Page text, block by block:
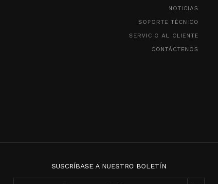
NOTICIAS
SOPORTE TÉCNICO
SERVICIO AL CLIENTE
CONTÁCTENOS
SUSCRÍBASE A NUESTRO BOLETÍN